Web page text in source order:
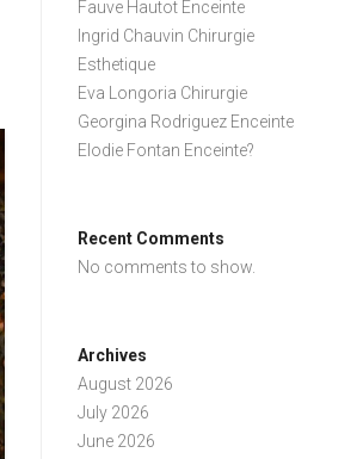
Fauve Hautot Enceinte
Ingrid Chauvin Chirurgie
Esthetique
Eva Longoria Chirurgie
Georgina Rodriguez Enceinte
Elodie Fontan Enceinte?
Recent Comments
No comments to show.
Archives
August 2026
July 2026
June 2026